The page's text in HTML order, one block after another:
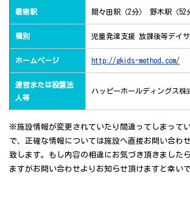
最寄駅 間々田駅（2分） 野木駅（52
種別 児童発達支援 放課後等デイ
ホームページ http://gkids-method.com/
運営または設置法
人等
ハッピーホールディングス株
※施設情報が変更されていたり間違ってしまって
で、正確な情報については施設へ直接お問い合わ
致します。もし内容の相違にお気づき頂きました
ますがお問い合わせよりお知らせ頂けますと幸いで